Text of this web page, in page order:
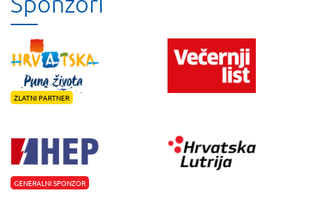
ZLATNI PARTNER
GENERALNI SPONZOR